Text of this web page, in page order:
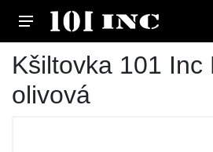
Kšiltovka 101 Inc
olivová